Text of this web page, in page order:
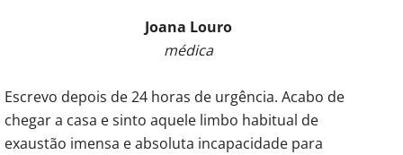
Joana Louro
médica
Escrevo depois de 24 horas de urgência. Acabo de
chegar a casa e sinto aquele limbo habitual de
exaustão imensa e absoluta incapacidade para